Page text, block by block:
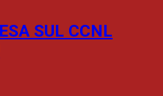
SUL CCNL